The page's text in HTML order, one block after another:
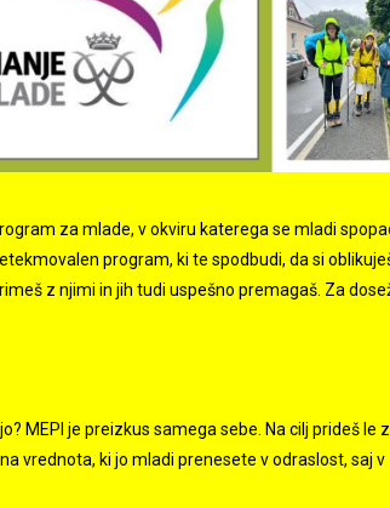
za mlade, v okviru katerega se mladi
program, ki te spodbudi, da si
z njimi in jih tudi uspešno premagaš. Za
MEPI je preizkus samega sebe. Na cilj prideš le
vrednota, ki jo mladi prenesete v odraslost, saj v